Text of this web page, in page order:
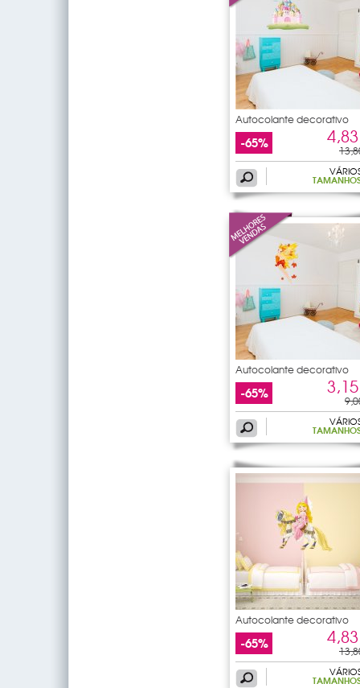
Autocolante decorativo
-65%
Autocolante decorativo
-65%
Autocolante decorativo
-65%